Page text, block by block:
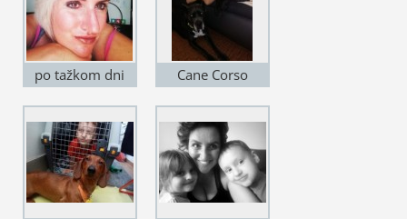
po tažkom dni Cane Corso